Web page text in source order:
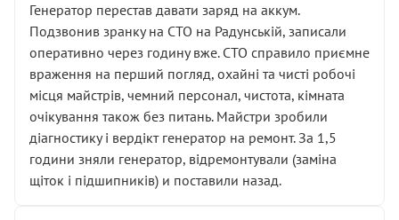
Генератор перестав давати заряд на аккум.
Подзвонив зранку на СТО на Радунській, записали
оперативно через годину вже. СТО справило приємне
враження на перший погляд, охайні та чисті робочі
місця майстрів, чемний персонал, чистота, кімната
очікування також без питань. Майстри зробили
діагностику і вердікт генератор на ремонт. За 1,5
години зняли генератор, відремонтували (заміна
щіток і підшипників) и поставили назад.